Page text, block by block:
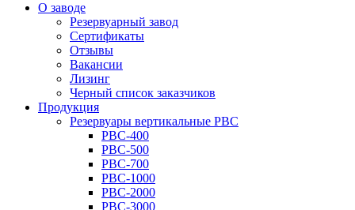
О заводе
Резервуарный завод
Сертификаты
Отзывы
Вакансии
Лизинг
Черный список заказчиков
Продукция
Резервуары вертикальные РВС
РВС-400
РВС-500
РВС-700
РВС-1000
РВС-2000
РВС-3000